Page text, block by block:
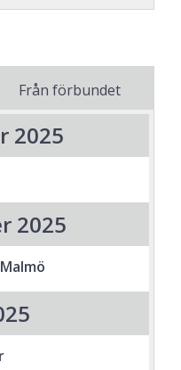
Från förbundet
2025
2025